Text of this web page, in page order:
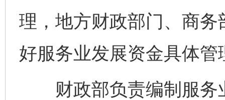
理，地方财政部门、商
好服务业发展资金具体
财政部负责编制服务